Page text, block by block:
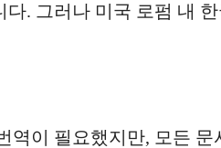
다. 그러나 미국 로펌 내
이 필요했지만, 모든 문